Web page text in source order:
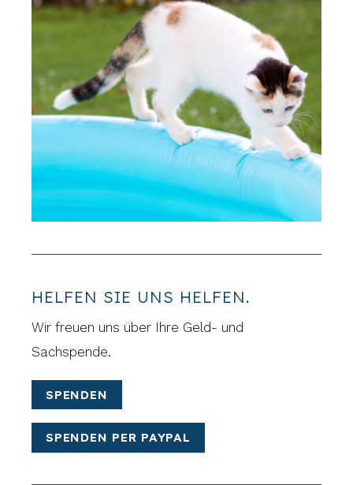
HELFEN SIE UNS HELFEN.
Wir freuen uns über Ihre Geld- und
Sachspende.
SPENDEN
SPENDEN PER PAYPAL